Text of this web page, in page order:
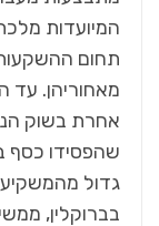
המיועדות
תחום
אחרת בשוק
שהפסידו כסף
גדול
בברוקלין,